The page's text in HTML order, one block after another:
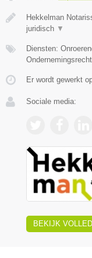
Hekkelman
juridisch ▼
Diensten:
Ondernemingsrecht
Er wordt gewerkt
Sociale media:
BEKIJK